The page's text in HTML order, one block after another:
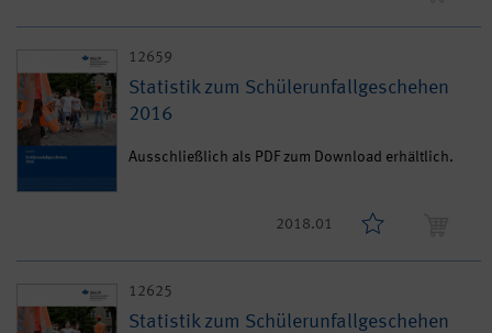
12659
Statistik zum Schülerunfallgeschehen
2016
Ausschließlich als PDF zum Download erhältlich.
2018.01
12625
Statistik zum Schülerunfallgeschehen